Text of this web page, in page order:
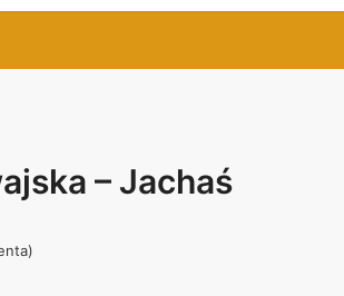
– Jachaś